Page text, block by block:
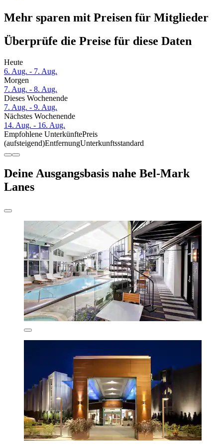
Mehr sparen mit Preisen für Mitglieder
Überprüfe die Preise für diese Daten
Heute
6. Aug. - 7. Aug.
Morgen
7. Aug. - 8. Aug.
Dieses Wochenende
7. Aug. - 9. Aug.
Nächstes Wochenende
14. Aug. - 16. Aug.
Empfohlene UnterkünftePreis
(aufsteigend)EntfernungUnterkunftsstandard
Deine Ausgangsbasis nahe Bel-Mark
Lanes